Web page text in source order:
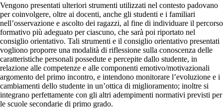
Vengono presentati ulteriori strumenti utilizzati nel contesto padovano
per coinvolgere, oltre ai docenti, anche gli studenti e i familiari
nell’osservazione e ascolto dei ragazzi, al fine di individuare il percorso
formativo più adeguato per ciascuno, che sarà poi riportato nel
consiglio orientativo. Tali strumenti e il consiglio orientativo presentati
vogliono proporre una modalità di riflessione sulla conoscenza delle
caratteristiche personali possedute e percepite dallo studente, in
relazione alle competenze e alle componenti emotivo/motivazionali
argomento del primo incontro, e intendono monitorare l’evoluzione e i
cambiamenti dello studente in un’ottica di miglioramento; inoltre si
integrano perfettamente con gli altri adempimenti normativi previsti per
le scuole secondarie di primo grado.